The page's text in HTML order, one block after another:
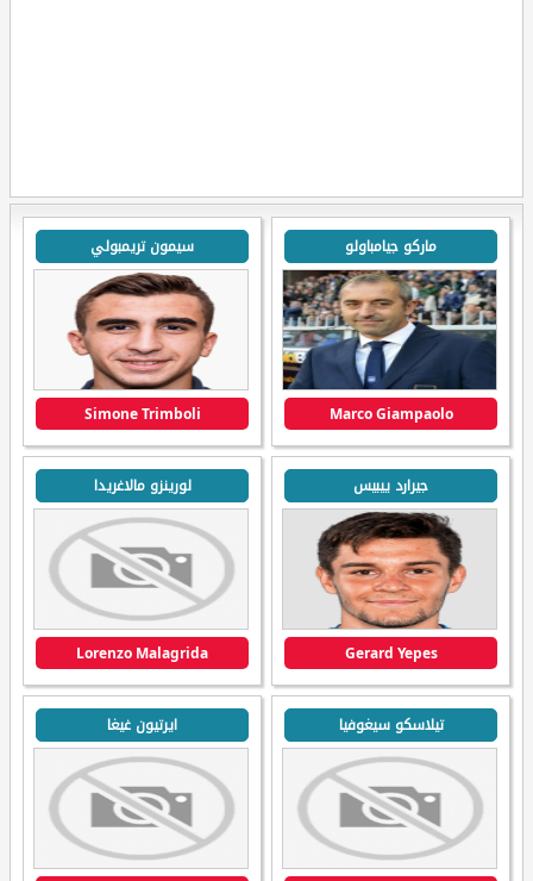
ماركو جيامباولو
Marco Giampaolo
سيمون تريمبولي
Simone Trimboli
جيرارد ييبيس
Gerard Yepes
لورينزو مالاغريدا
Lorenzo Malagrida
تيلاسكو سيغوفيا ايرتيون غيغا